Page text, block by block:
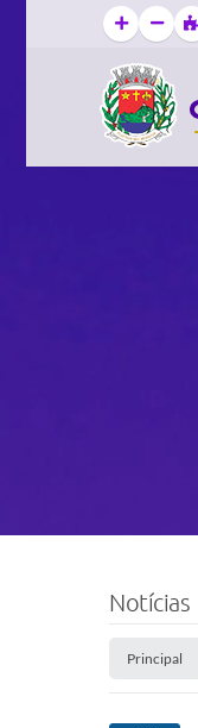
Notícias
Principal